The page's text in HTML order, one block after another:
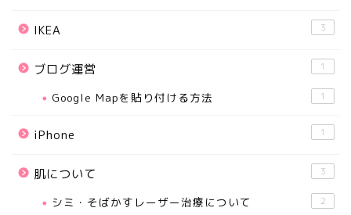
IKEA 3
ブログ運営 1
Google Mapを貼り付ける方法 1
iPhone 1
肌について 3
シミ・そばかすレーザー治療について 2